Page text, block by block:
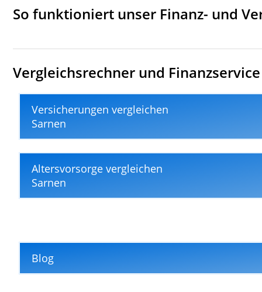
So funktioniert unser Finanz- und
Vergleichsrechner und
Versicherungen vergleichen
Sarnen
Altersvorsorge vergleichen
Sarnen
Blog